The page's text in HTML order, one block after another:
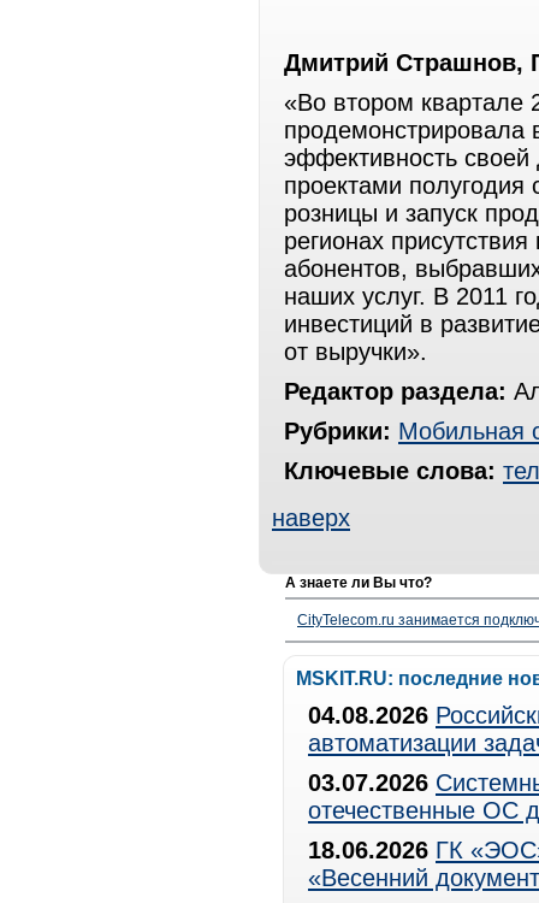
Дмитрий Страшнов,
«Во втором квартале
продемонстрировала
эффективность
проектами полугодия
розницы и запуск
регионах
абонентов,
наших услуг. В 2011
инвестиций в
от выручки».
Редактор раздела:
Рубрики: Мобильная
Ключевые слова:
наверх
А знаете ли Вы что?
CityTelecom.ru занимается
MSKIT.RU: последние
04.08.2026
автоматизации
03.07.2026
отечественные ОС
18.06.2026 ГК
«Весенний